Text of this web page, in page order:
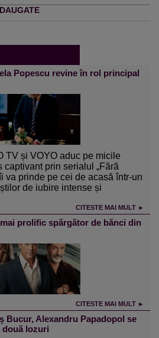
Popescu revine în rol principal
TV și VOYO aduc pe micile
prin serialul „Fără
va prinde pe cei de acasă într-un
de iubire intense și
CITESTE MAI MULT ►
prolific spărgător de bănci din
CITESTE MAI MULT ►
Bucur, Alexandru Papadopol se
două lozuri